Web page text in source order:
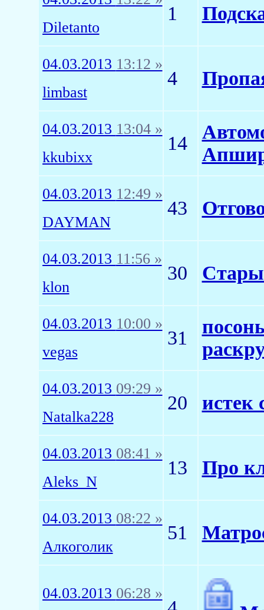
Diletanto
1
04.03.2013 13:12 »
limbast
4
04.03.2013 13:04 »
kkubixx
14
04.03.2013 12:49 »
DAYMAN
43
04.03.2013 11:56 »
klon
30
04.03.2013 10:00 »
vegas
31
04.03.2013 09:29 »
Natalka228
20 истек
04.03.2013 08:41 »
Aleks_N
13 Про
04.03.2013 08:22 »
Алкоголик
51
04.03.2013 06:28 »